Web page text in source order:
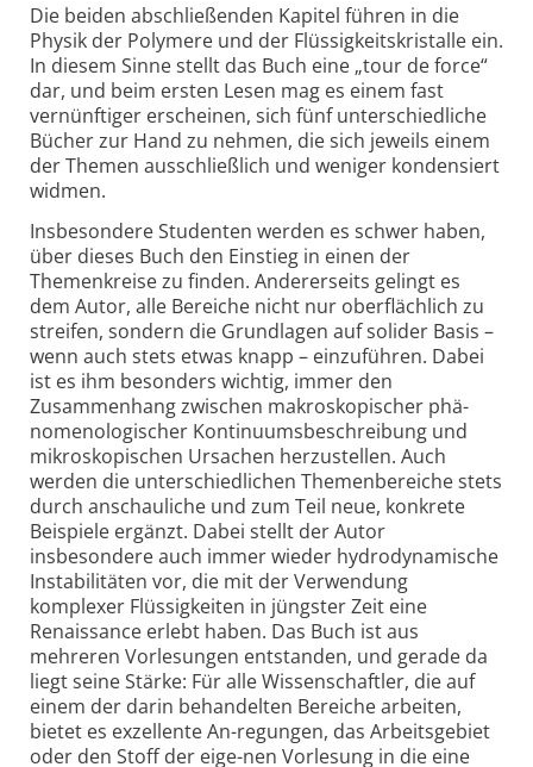
Die beiden abschließenden Kapitel führen in die
Physik der Polymere und der Flüssigkeitskristalle ein.
In diesem Sinne stellt das Buch eine „tour de force“
dar, und beim ersten Lesen mag es einem fast
vernünftiger erscheinen, sich fünf unterschiedliche
Bücher zur Hand zu nehmen, die sich jeweils einem
der Themen ausschließlich und weniger kondensiert
widmen.
Insbesondere Studenten werden es schwer haben,
über dieses Buch den Einstieg in einen der
Themenkreise zu finden. Andererseits gelingt es
dem Autor, alle Bereiche nicht nur oberflächlich zu
streifen, sondern die Grundlagen auf solider Basis –
wenn auch stets etwas knapp – einzuführen. Dabei
ist es ihm besonders wichtig, immer den
Zusammenhang zwischen makroskopischer phä-
nomenologischer Kontinuumsbeschreibung und
mikroskopischen Ursachen herzustellen. Auch
werden die unterschiedlichen Themenbereiche stets
durch anschauliche und zum Teil neue, konkrete
Beispiele ergänzt. Dabei stellt der Autor
insbesondere auch immer wieder hydrodynamische
Instabilitäten vor, die mit der Verwendung
komplexer Flüssigkeiten in jüngster Zeit eine
Renaissance erlebt haben. Das Buch ist aus
mehreren Vorlesungen entstanden, und gerade da
liegt seine Stärke: Für alle Wissenschaftler, die auf
einem der darin behandelten Bereiche arbeiten,
bietet es exzellente An-regungen, das Arbeitsgebiet
oder den Stoff der eige-nen Vorlesung in die eine